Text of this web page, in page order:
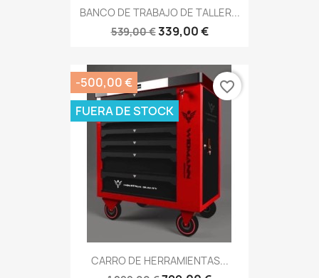
BANCO DE TRABAJO DE TALLER...
539,00 €339,00 €
CARRO DE HERRAMIENTAS...
-500,00 €
FUERA DE STOCK
favorite_border